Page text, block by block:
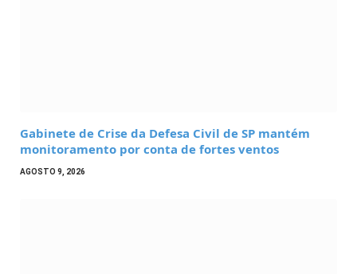
Gabinete de Crise da Defesa Civil de SP mantém
monitoramento por conta de fortes ventos
AGOSTO 9, 2026